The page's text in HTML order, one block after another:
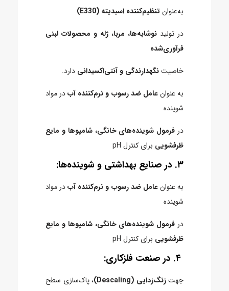
به‌عنوان تنظیم‌کننده اسیدیته (E330)
در تولید نوشابه‌ها، مربا، ژله و محصولات لبنی
فرآوری‌شده
خاصیتنگهدارندگی و آنتی‌اکسیدانی دارد.
به عنوانعامل ضد رسوب و نرم‌کننده آبدر مواد
شوینده
در فرمول شوینده‌های خانگی، شامپوها و مایع
ظرفشویی برای کنترل pH
۳. در صنایع بهداشتی و شوینده‌ها:
به عنوانعامل ضد رسوب و نرم‌کننده آبدر مواد
شوینده
در فرمول شوینده‌های خانگی، شامپوها و مایع
ظرفشویی برای کنترل pH
۴. در صنعت فلزکاری:
جهتزنگ‌زدایی (Descaling)
، پاک‌سازی سطح